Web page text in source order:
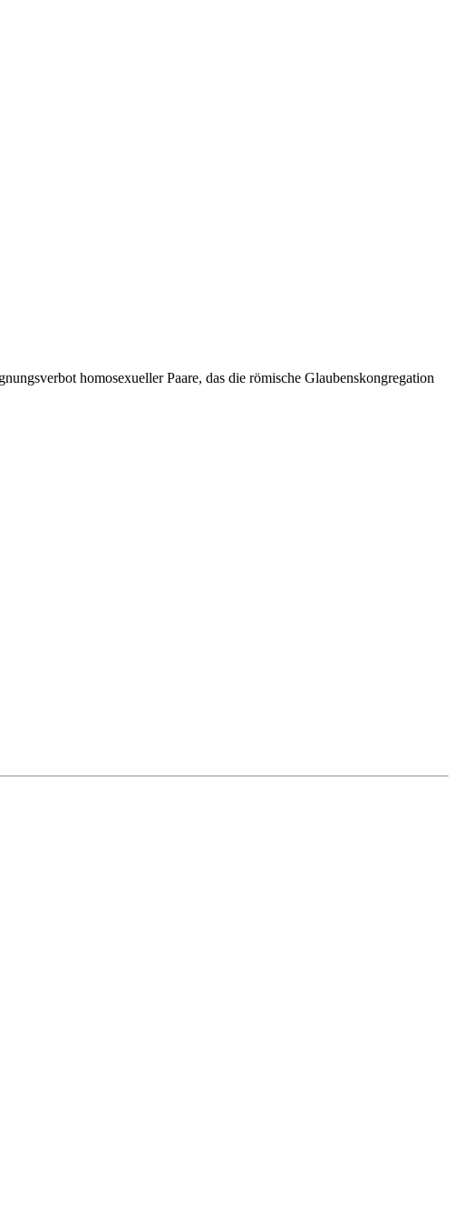
homosexueller Paare, das die römische Glaubenskongregation